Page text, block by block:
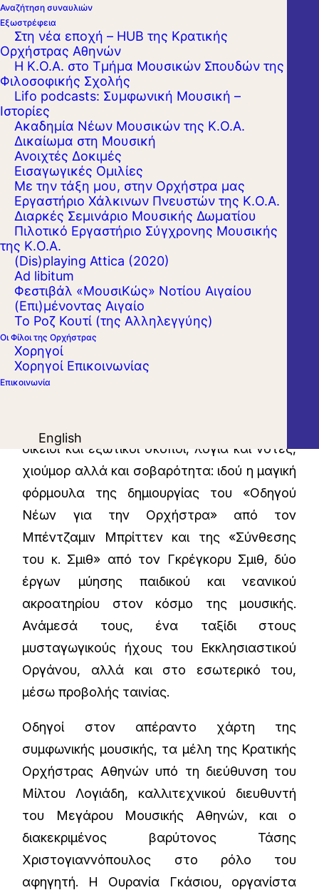
Αναζήτηση συναυλιών
Εξωστρέφεια
Στη νέα εποχή – HUB της Κρατικής
Ορχήστρας Αθηνών
Η Κ.Ο.Α. στο Τμήμα Μουσικών Σπουδών της
Φιλοσοφικής Σχολής
Lifo podcasts: Συμφωνική Μουσική –
Ιστορίες
Ακαδημία Νέων Μουσικών της Κ.Ο.Α.
Δικαίωμα στη Μουσική
Ανοιχτές Δοκιμές
Εισαγωγικές Ομιλίες
Με την τάξη μου, στην Ορχήστρα μας
Εργαστήριo Χάλκινων Πνευστών της Κ.Ο.Α.
Διαρκές Σεμινάριο Μουσικής Δωματίου
Πιλοτικό Εργαστήριο Σύγχρονης Μουσικής
της Κ.Ο.Α.
(Dis)playing Attica (2020)
Ad libitum
Φεστιβάλ «ΜουσιΚώς» Νοτίου Αιγαίου
(Επι)μένοντας Αιγαίο
Το Ροζ Κουτί (της Αλληλεγγύης)
Οι Φίλοι της Ορχήστρας
Χορηγοί
Χορηγοί Επικοινωνίας
Επικοινωνία
English
ΜΕΓΑΡΟ ΜΟΥΣΙΚΗΣ ΑΘΗΝΩΝ
Αίθουσα Χρήστος Λαμπράκης
Εύθυμες και μελαγχολικές μελωδίες,
οικείοι και εξωτικοί σκοποί, λόγια και νότες,
χιούμορ αλλά και σοβαρότητα: ιδού η μαγική
φόρμουλα της δημιουργίας του «Οδηγού
Νέων για την Ορχήστρα» από τον
Μπέντζαμιν Μπρίττεν και της «Σύνθεσης
του κ. Σμιθ» από τον Γκρέγκορυ Σμιθ, δύο
έργων μύησης παιδικού και νεανικού
ακροατηρίου στον κόσμο της μουσικής.
Ανάμεσά τους, ένα ταξίδι στους
μυσταγωγικούς ήχους του Εκκλησιαστικού
Οργάνου, αλλά και στο εσωτερικό του,
μέσω προβολής ταινίας.
Οδηγοί στον απέραντο χάρτη της
συμφωνικής μουσικής, τα μέλη της Κρατικής
Ορχήστρας Αθηνών υπό τη διεύθυνση του
Μίλτου Λογιάδη, καλλιτεχνικού διευθυντή
του Μεγάρου Μουσικής Αθηνών, και ο
διακεκριμένος βαρύτονος Τάσης
Χριστογιαννόπουλος στο ρόλο του
αφηγητή. Η Ουρανία Γκάσιου, οργανίστα